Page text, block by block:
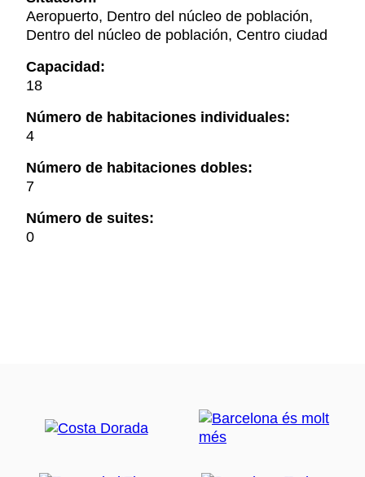
Aeropuerto, Dentro del núcleo de población,
Dentro del núcleo de población, Centro ciudad
Capacidad:
18
Número de habitaciones individuales:
4
Número de habitaciones dobles:
7
Número de suites:
0